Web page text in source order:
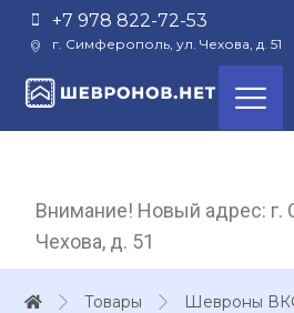
+7 978 822-72-53
г. Симферополь, ул. Чехова, д. 51
Внимание! Новый адрес: г.
Чехова, д. 51
Товары Шевроны